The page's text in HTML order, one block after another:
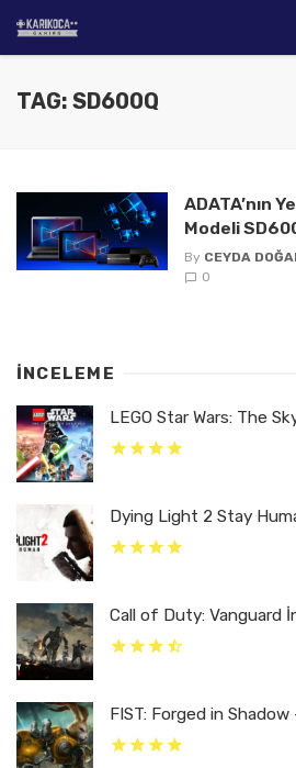
TAG: SD600Q
ADATA’nın
Modeli
By CEYDA
0
İNCELEME
LEGO Star Wars: The
Dying Light 2 Stay
Call of Duty: Vanguard
FIST: Forged in